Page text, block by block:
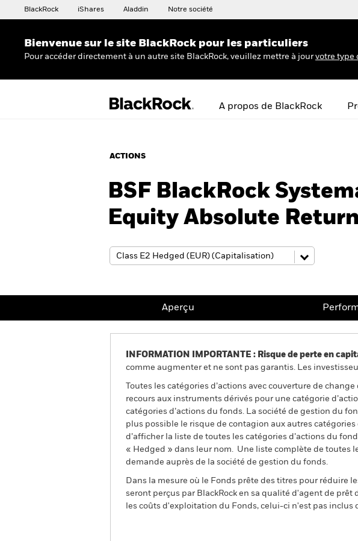
BlackRock iShares Aladdin Notre société
Bienvenue sur le site BlackRock pour les particuliers
Pour accéder directement à un autre site BlackRock, veuillez mettre à jour votre type
A propos de BlackRock
ACTIONS
BSF BlackRock
Equity Absolute
Aperçu
INFORMATION IMPORTANTE : Risque de perte en
comme augmenter et ne sont pas garantis. Les
Toutes les catégories d’actions avec couverture de
recours aux instruments dérivés pour une catégorie
catégories d’actions du fonds. La société de gestion du
plus possible le risque de contagion aux autres
d’afficher la liste de toutes les catégories d’actions du
« Hedged » dans leur nom. Une liste complète de toutes
demande auprès de la société de gestion du fonds.
Dans la mesure où le Fonds prête des titres pour réduire
seront perçus par BlackRock en sa qualité d'agent de
les coûts d'exploitation du Fonds, celui-ci n'est pas inclus